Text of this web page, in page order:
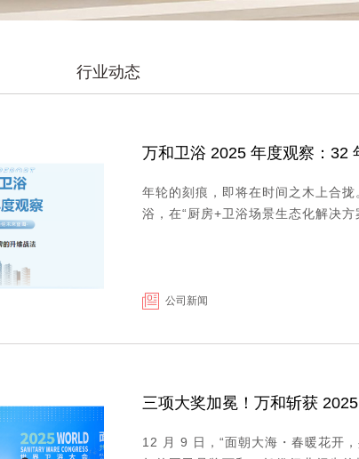
行业动态
万和卫浴 2025 年度观察：32
年轮的刻痕，即将在时间之木上合
浴，在“厨房+卫浴场景生态化解决
公司新闻
三项大奖加冕！万和斩获
12 月 9 日，“面朝大海・春暖花开